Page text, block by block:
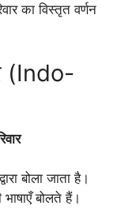
का विस्तृत वर्णन
(Indo-
बोला जाता है।
भाषाएँ बोलते हैं।